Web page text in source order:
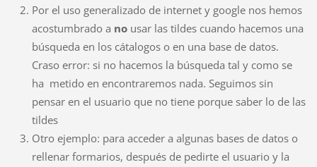
Por el uso generalizado de internet y google nos hemos
acostumbrado a nousar las tildes cuando hacemos una
búsqueda en los cátalogos o en una base de datos.
Craso error: si no hacemos la búsqueda tal y como se
ha metido en encontraremos nada. Seguimos sin
pensar en el usuario que no tiene porque saber lo de las
tildes
Otro ejemplo: para acceder a algunas bases de datos o
rellenar formarios, después de pedirte el usuario y la